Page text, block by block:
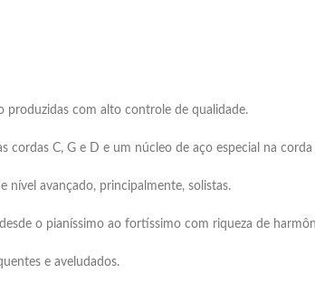
produzidas com alto controle de qualidade.
cordas C, G e D e um núcleo de aço especial na corda
nível avançado, principalmente, solistas.
o pianíssimo ao fortíssimo com riqueza de
e aveludados.